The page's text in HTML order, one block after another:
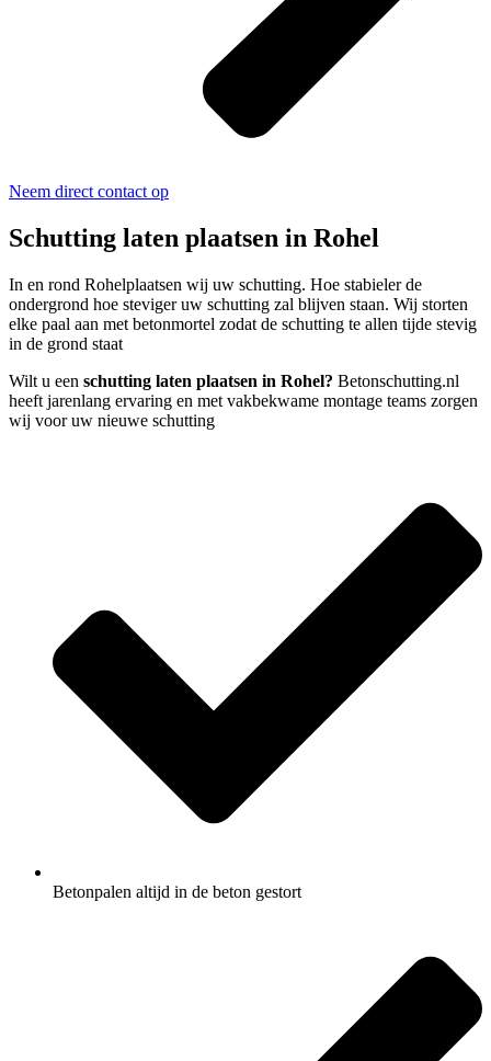
Neem direct contact op
Schutting laten plaatsen in Rohel
In en rond Rohelplaatsen wij uw schutting. Hoe stabieler de
ondergrond hoe steviger uw schutting zal blijven staan. Wij storten
elke paal aan met betonmortel zodat de schutting te allen tijde stevig
in de grond staat
Wilt u een schutting laten plaatsen in Rohel? Betonschutting.nl
heeft jarenlang ervaring en met vakbekwame montage teams zorgen
wij voor uw nieuwe schutting
Betonpalen altijd in de beton gestort